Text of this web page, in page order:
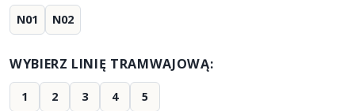
N01 N02
WYBIERZ LINIĘ TRAMWAJOWĄ:
1 2 3 4 5